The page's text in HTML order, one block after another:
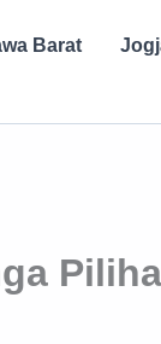
Barat